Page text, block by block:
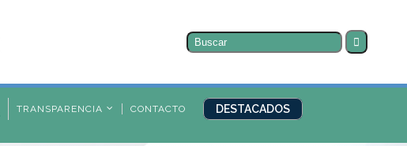
Buscar
TRANSPARENCIA CONTACTO DESTACADOS